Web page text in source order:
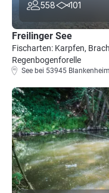
558 101
Freilinger See
Fischarten: Karpfen,
Regenbogenforelle
See bei 53945 Blankenheim